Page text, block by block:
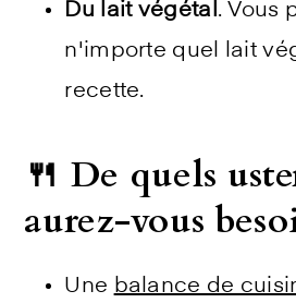
Du lait végétal. Vous
n'importe quel lait
recette.
🍴 De quels
aurez-vous
Une balance de